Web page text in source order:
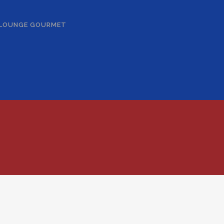
GOURMET